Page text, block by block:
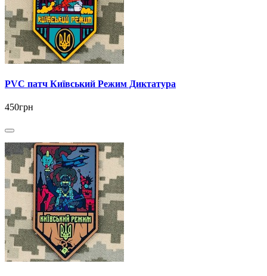
PVC патч Київський Режим Диктатура
450грн